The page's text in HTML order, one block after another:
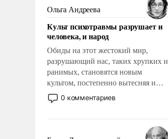
Ольга Андреева
Культ психотравмы разрушает и
человека, и народ
Обиды на этот жестокий мир,
разрушающий нас, таких хрупких и
ранимых, становятся новым
культом, постепенно вытесняя и
отменяя традиционное требование к
человеку – быть мужественным и
на себя ответственность, помогать
слабым, идти вперед и
0 комментариев